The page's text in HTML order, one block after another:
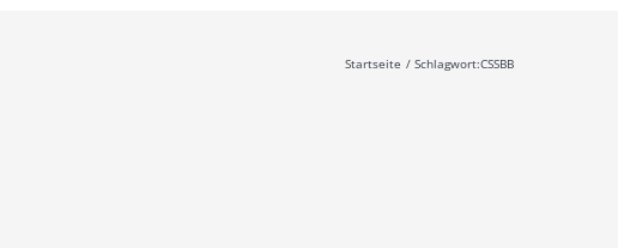
Startseite Schlagwort:CSSBB